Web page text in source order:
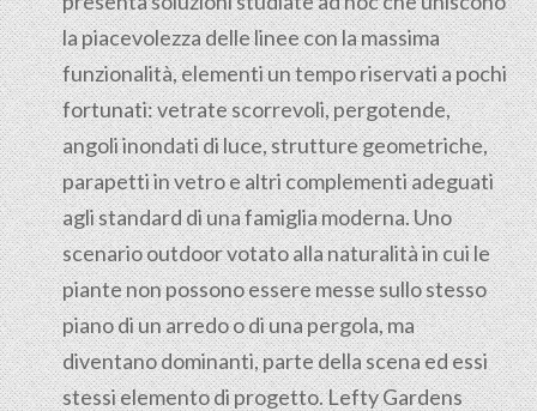
la piacevolezza delle linee con la massima
funzionalità, elementi un tempo riservati a pochi
fortunati: vetrate scorrevoli, pergotende,
angoli inondati di luce, strutture geometriche,
parapetti in vetro e altri complementi adeguati
agli standard di una famiglia moderna. Uno
scenario outdoor votato alla naturalità in cui le
piante non possono essere messe sullo stesso
piano di un arredo o di una pergola, ma
diventano dominanti, parte della scena ed essi
stessi elemento di progetto. Lefty Gardens